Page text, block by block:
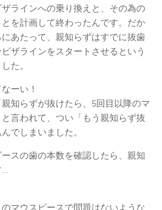
ラインへの乗り換えと、その為の
を計画して終わったんです。だか
あたって、親知らずはすでに抜歯
ザラインをスタートさせるという
た。
ーい！
知らずが抜けたら、5回目以降のマ
言われて、つい「もう親知らず抜
でしまいました。
スの歯の本数を確認したら、親知
…
マウスピースで問題はないような